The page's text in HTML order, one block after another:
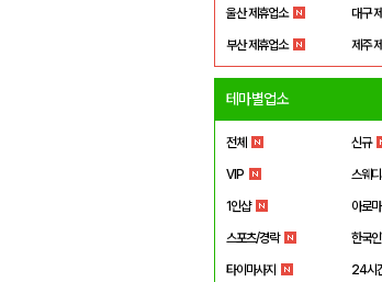
울산 제휴업소 대구
부산 제휴업소 제주
테마별업소
전체 신규
VIP 스웨
1인샵 아로
스포츠/경락 한국
타이마사지 24시